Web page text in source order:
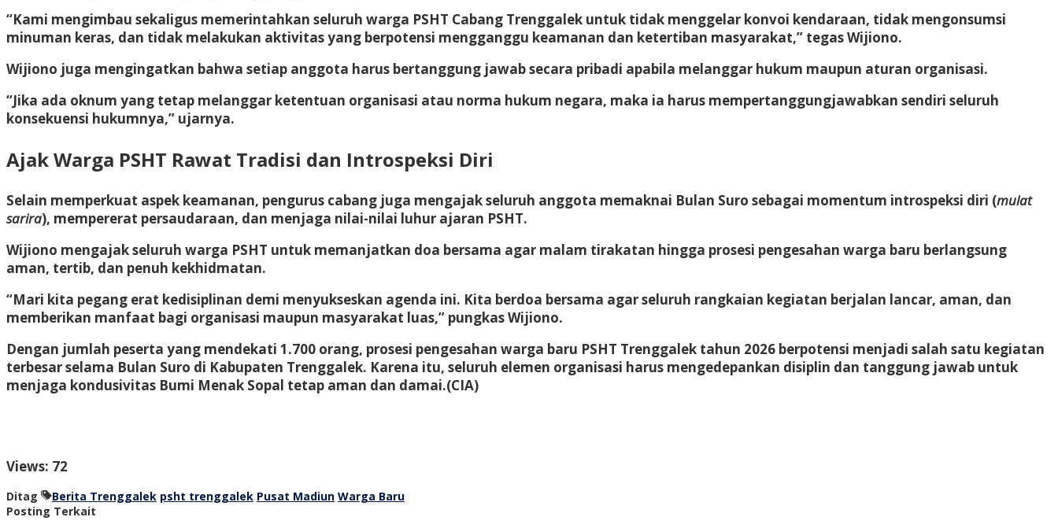
“Kami mengimbau sekaligus memerintahkan seluruh warga PSHT Cabang Trenggalek untuk tidak menggelar konvoi kendaraan, tidak mengonsumsi
minuman keras, dan tidak melakukan aktivitas yang berpotensi mengganggu keamanan dan ketertiban masyarakat,” tegas Wijiono.
Wijiono juga mengingatkan bahwa setiap anggota harus bertanggung jawab secara pribadi apabila melanggar hukum maupun aturan organisasi.
“Jika ada oknum yang tetap melanggar ketentuan organisasi atau norma hukum negara, maka ia harus mempertanggungjawabkan sendiri seluruh
konsekuensi hukumnya,” ujarnya.
Ajak Warga PSHT Rawat Tradisi dan Introspeksi Diri
Selain memperkuat aspek keamanan, pengurus cabang juga mengajak seluruh anggota memaknai Bulan Suro sebagai momentum introspeksi diri (mulat
sarira), mempererat persaudaraan, dan menjaga nilai-nilai luhur ajaran PSHT.
Wijiono mengajak seluruh warga PSHT untuk memanjatkan doa bersama agar malam tirakatan hingga prosesi pengesahan warga baru berlangsung
aman, tertib, dan penuh kekhidmatan.
“Mari kita pegang erat kedisiplinan demi menyukseskan agenda ini. Kita berdoa bersama agar seluruh rangkaian kegiatan berjalan lancar, aman, dan
memberikan manfaat bagi organisasi maupun masyarakat luas,” pungkas Wijiono.
Dengan jumlah peserta yang mendekati 1.700 orang, prosesi pengesahan warga baru PSHT Trenggalek tahun 2026 berpotensi menjadi salah satu kegiatan
terbesar selama Bulan Suro di Kabupaten Trenggalek. Karena itu, seluruh elemen organisasi harus mengedepankan disiplin dan tanggung jawab untuk
menjaga kondusivitas Bumi Menak Sopal tetap aman dan damai.(CIA)
Views: 72
Ditag Berita Trenggalek psht trenggalek Pusat Madiun Warga Baru
Posting Terkait